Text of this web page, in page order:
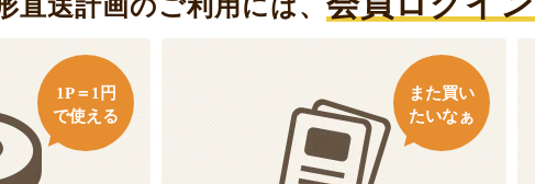
直送計画のご利用には、
1P＝1円
で使える
また買い
たいなぁ